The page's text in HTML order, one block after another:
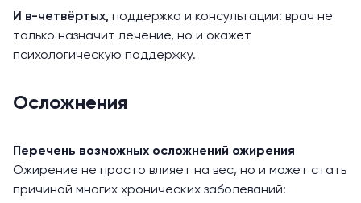
И в-четвёртых, поддержка и консультации: врач не
только назначит лечение, но и окажет
психологическую поддержку.
Осложнения
Перечень возможных осложнений ожирения
Ожирение не просто влияет на вес, но и может стать
причиной многих хронических заболеваний: